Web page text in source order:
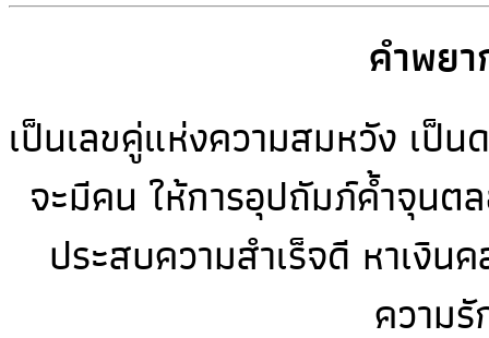
คำพย
เป็นเลขคู่แห่งความสมหวัง เป็
จะมีคน ให้การอุปถัมภ์ค้ำจุน
ประสบความสำเร็จดี หาเงิน
ความ